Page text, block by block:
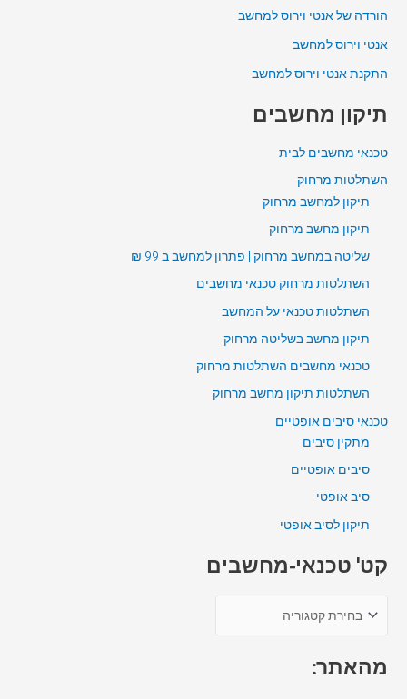
הורדה של אנטי וירוס למחשב
אנטי וירוס למחשב
התקנת אנטי וירוס למחשב
תיקון מחשבים
טכנאי מחשבים לבית
השתלטות מרחוק
תיקון למחשב מרחוק
תיקון מחשב מרחוק
שליטה במחשב מרחוק | פתרון למחשב ב 99 ₪
השתלטות מרחוק טכנאי מחשבים
השתלטות טכנאי על המחשב
תיקון מחשב בשליטה מרחוק
טכנאי מחשבים השתלטות מרחוק
השתלטות תיקון מחשב מרחוק
טכנאי סיבים אופטיים
מתקין סיבים
סיבים אופטיים
סיב אופטי
תיקון לסיב אופטי
קט' טכנאי-מחשבים
מהאתר: